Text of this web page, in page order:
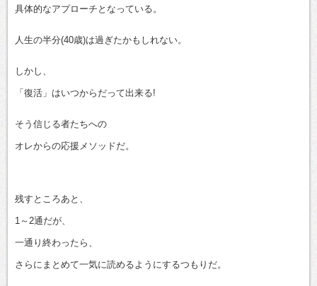
具体的なアプローチとなっている。
人生の半分(40歳)は過ぎたかもしれない。
しかし、
「復活」はいつからだって出来る!
そう信じる者たちへの
オレからの応援メソッドだ。
残すところあと、
1～2通だが、
一通り終わったら、
さらにまとめて一気に読めるようにするつもりだ。